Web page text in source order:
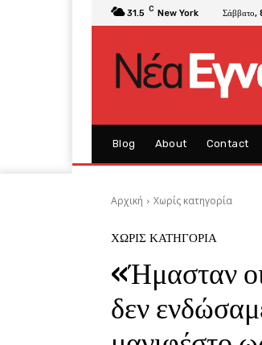
31.5 C New York Σάββατο,
Blog About Contact
Αρχική Χωρίς κατηγορία
ΧΩΡΊΣ ΚΑΤΗΓΟΡΊΑ
«Ήμασταν
δεν